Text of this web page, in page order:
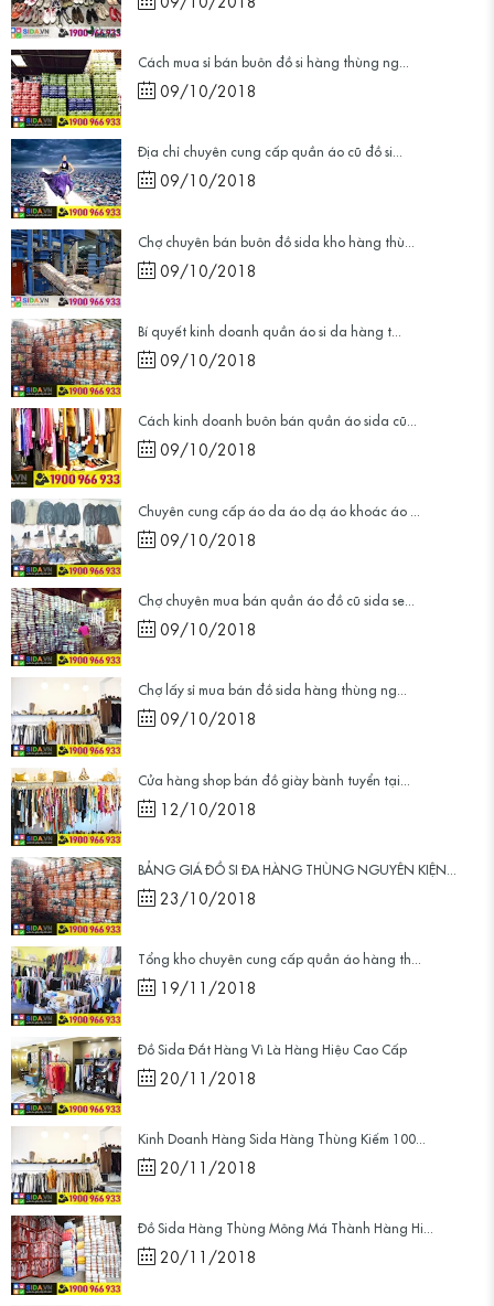
Cách mua sỉ bán buôn đồ si hàng thùng ng...
09/10/2018
Địa chỉ chuyên cung cấp quần áo cũ đồ si...
09/10/2018
Chợ chuyên bán buôn đồ sida kho hàng thù...
09/10/2018
Bí quyết kinh doanh quần áo si da hàng t...
09/10/2018
Cách kinh doanh buôn bán quần áo sida cũ...
09/10/2018
Chuyên cung cấp áo da áo dạ áo khoác áo ...
09/10/2018
Chợ chuyên mua bán quần áo đồ cũ sida se...
09/10/2018
Chợ lấy sỉ mua bán đồ sida hàng thùng ng...
09/10/2018
Cửa hàng shop bán đồ giày bành tuyển tại...
12/10/2018
BẢNG GIÁ ĐỒ SI ĐA HÀNG THÙNG NGUYÊN KIỆN...
23/10/2018
Tổng kho chuyên cung cấp quần áo hàng th...
19/11/2018
Đồ Sida Đắt Hàng Vì Là Hàng Hiệu Cao Cấp
20/11/2018
Kinh Doanh Hàng Sida Hàng Thùng Kiếm 100...
20/11/2018
Đồ Sida Hàng Thùng Mông Má Thành Hàng Hi...
20/11/2018